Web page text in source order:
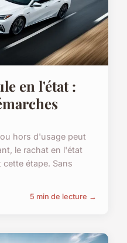
en l'état :
hors d'usage peut
le rachat en l'état
étape. Sans
5 min de lecture →